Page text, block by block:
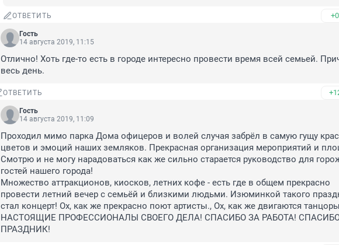
ОТВЕТИТЬ +0
Гость
14 августа 2019, 11:15
Отлично! Хоть где-то есть в городе интересно провести время всей семьей.
весь день.
ОТВЕТИТЬ
Гость
14 августа 2019, 11:09
Проходил мимо парка Дома офицеров и волей случая забрёл в самую гущу
цветов и эмоций наших земляков. Прекрасная организация мероприятий и
Смотрю и не могу нарадоваться как же сильно старается руководство для
гостей нашего города!
Множество аттракционов, киосков, летних кофе - есть где в общем прекрасно
провести летний вечер с семьёй и близкими людьми. Изюминкой такого
стал концерт! Ох, как же прекрасно поют артисты., Ох, как же двигаются
НАСТОЯЩИЕ ПРОФЕССИОНАЛЫ СВОЕГО ДЕЛА! СПАСИБО ЗА РАБОТА!
ПРАЗДНИК!